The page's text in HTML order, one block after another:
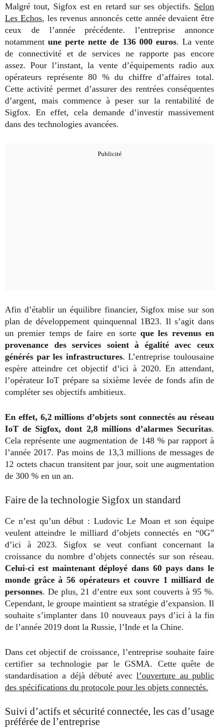
Malgré tout, Sigfox est en retard sur ses objectifs. Selon
Les Echos, les revenus annoncés cette année devaient être
ceux de l’année précédente. l’entreprise annonce
notammentune perte nette de 136 000 euros. La vente
de connectivité et de services ne rapporte pas encore
assez. Pour l’instant, la vente d’équipements radio aux
opérateurs représente 80 % du chiffre d’affaires total.
Cette activité permet d’assurer des rentrées conséquentes
d’argent, mais commence à peser sur la rentabilité de
Sigfox. En effet, cela demande d’investir massivement
dans des technologies avancées.
Afin d’établir un équilibre financier, Sigfox mise sur son
plan de développement quinquennal 1B23. Il s’agit dans
un premier temps de faire en sorteque les revenus en
provenance des services soient à égalité avec ceux
générés par les infrastructures. L’entreprise toulousaine
espère atteindre cet objectif d’ici à 2020. En attendant,
l’opérateur IoT prépare sa sixième levée de fonds afin de
compléter ses objectifs ambitieux.
En effet, 6,2 millions d’objets sont connectés au réseau
IoT de Sigfox, dont 2,8 millions d’alarmes Securitas.
Cela représente une augmentation de 148 % par rapport à
l’année 2017. Pas moins de 13,3 millions de messages de
12 octets chacun transitent par jour, soit une augmentation
de 300 % en un an.
Faire de la technologie Sigfox un standard
Ce n’est qu’un début : Ludovic Le Moan et son équipe
veulent atteindre le milliard d’objets connectés en “0G”
d’ici à 2023. Sigfox se veut confiant concernant la
croissance du nombre d’objets connectés sur son réseau.
Celui-ci est maintenant déployé dans 60 pays dans le
monde grâce à 56 opérateurs et couvre 1 milliard de
personnes. De plus, 21 d’entre eux sont couverts à 95 %.
Cependant, le groupe maintient sa stratégie d’expansion. Il
souhaite s’implanter dans 10 nouveaux pays d’ici à la fin
de l’année 2019 dont la Russie, l’Inde et la Chine.
Dans cet objectif de croissance, l’entreprise souhaite faire
certifier sa technologie par le GSMA. Cette quête de
standardisation a déjà débuté avecl’ouverture au public
des spécifications du protocole pour les objets connectés.
Suivi d’actifs et sécurité connectée, les cas d’usage
préférée de l’entreprise